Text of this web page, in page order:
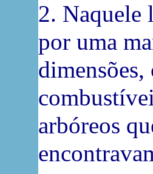
2. Naquele
por uma
arbóreos